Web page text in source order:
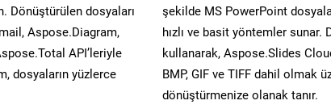
Dönüştürülen dosyaları
Aspose.Diagram,
API’leriyle
dosyaların yüzlerce
şekilde MS PowerPoint
hızlı ve basit yöntemler sunar.
kullanarak, Aspose.Slides
BMP, GIF ve TIFF dahil olmak
dönüştürmenize olanak tanır.